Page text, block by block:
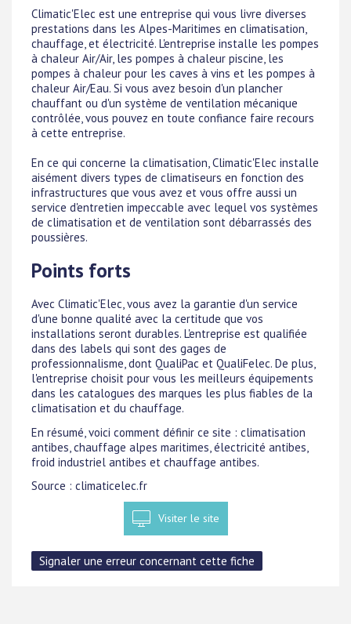
Climatic'Elec est une entreprise qui vous livre diverses
prestations dans les Alpes-Maritimes en climatisation,
chauffage, et électricité. L'entreprise installe les pompes
à chaleur Air/Air, les pompes à chaleur piscine, les
pompes à chaleur pour les caves à vins et les pompes à
chaleur Air/Eau. Si vous avez besoin d'un plancher
chauffant ou d'un système de ventilation mécanique
contrôlée, vous pouvez en toute confiance faire recours
à cette entreprise.
En ce qui concerne la climatisation, Climatic'Elec installe
aisément divers types de climatiseurs en fonction des
infrastructures que vous avez et vous offre aussi un
service d'entretien impeccable avec lequel vos systèmes
de climatisation et de ventilation sont débarrassés des
poussières.
Points forts
Avec Climatic'Elec, vous avez la garantie d'un service
d'une bonne qualité avec la certitude que vos
installations seront durables. L'entreprise est qualifiée
dans des labels qui sont des gages de
professionnalisme, dont QualiPac et QualiFelec. De plus,
l'entreprise choisit pour vous les meilleurs équipements
dans les catalogues des marques les plus fiables de la
climatisation et du chauffage.
En résumé, voici comment définir ce site : climatisation
antibes, chauffage alpes maritimes, électricité antibes,
froid industriel antibes et chauffage antibes.
Source : climaticelec.fr
Visiter le site